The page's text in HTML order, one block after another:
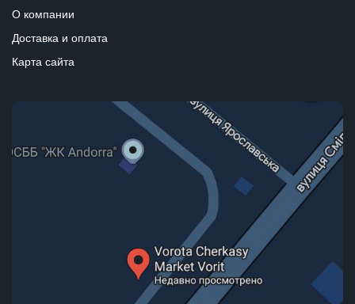
О компании
Доставка и оплата
Карта сайта